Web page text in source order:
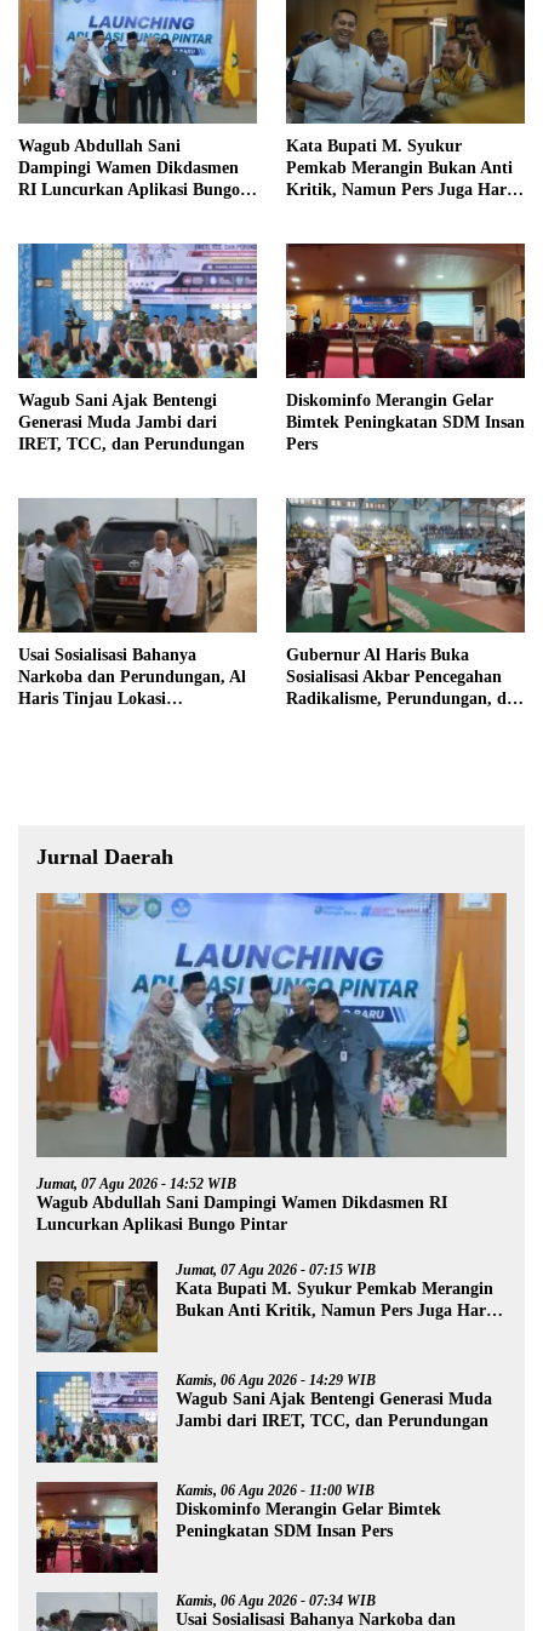
Wagub Abdullah Sani
Dampingi Wamen Dikdasmen
RI Luncurkan Aplikasi Bungo
Kata Bupati M. Syukur
Pemkab Merangin Bukan Anti
Kritik, Namun Pers Juga Harus
Wagub Sani Ajak Bentengi
Generasi Muda Jambi dari
IRET, TCC, dan Perundungan
Diskominfo Merangin Gelar
Bimtek Peningkatan SDM Insan
Pers
Usai Sosialisasi Bahanya
Narkoba dan Perundungan, Al
Haris Tinjau Lokasi
Gubernur Al Haris Buka
Sosialisasi Akbar Pencegahan
Radikalisme, Perundungan, dan
Jurnal Daerah
Jumat, 07 Agu 2026 - 14:52 WIB
Wagub Abdullah Sani Dampingi Wamen Dikdasmen RI
Luncurkan Aplikasi Bungo Pintar
Jumat, 07 Agu 2026 - 07:15 WIB
Kata Bupati M. Syukur Pemkab Merangin
Bukan Anti Kritik, Namun Pers Juga Harus
Kamis, 06 Agu 2026 - 14:29 WIB
Wagub Sani Ajak Bentengi Generasi Muda
Jambi dari IRET, TCC, dan Perundungan
Kamis, 06 Agu 2026 - 11:00 WIB
Diskominfo Merangin Gelar Bimtek
Peningkatan SDM Insan Pers
Kamis, 06 Agu 2026 - 07:34 WIB
Usai Sosialisasi Bahanya Narkoba dan